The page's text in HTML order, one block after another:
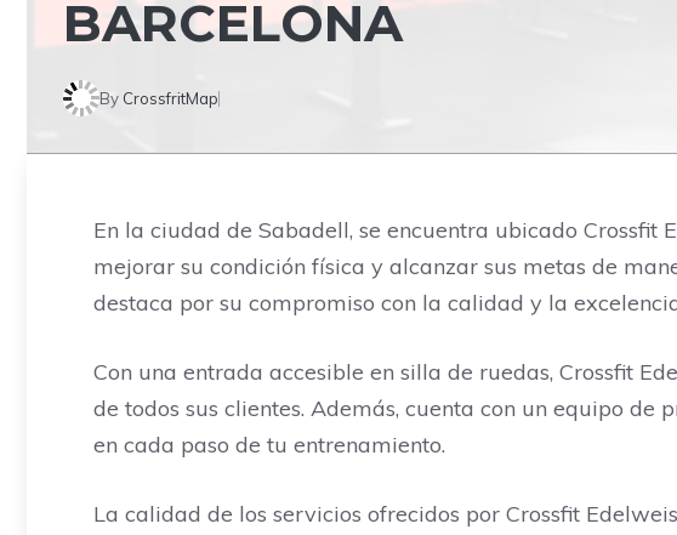
BARCELONA
By CrossfritMap
En la ciudad de Sabadell, se encuentra ubicado
mejorar su condición física y alcanzar sus metas de
destaca por su compromiso con la calidad y la
Con una entrada accesible en silla de ruedas, Crossfit
de todos sus clientes. Además, cuenta con un equipo
en cada paso de tu entrenamiento.
La calidad de los servicios ofrecidos por Crossfit